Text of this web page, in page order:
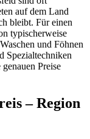
auf dem Land
bleibt. Für einen
typischerweise
und Föhnen
Spezialtechniken
Preise
– Region